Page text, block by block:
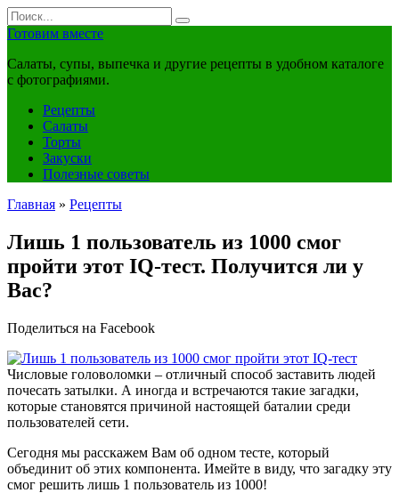
Перейти
к
Search
for:
Готовим вместе
Салаты, супы, выпечка и другие рецепты в удобном каталоге
с фотографиями.
Рецепты
Салаты
Торты
Закуски
Полезные советы
Главная » Рецепты
Лишь 1 пользователь из 1000 смог
пройти этот IQ-тест. Получится ли у
Вас?
Поделиться на Facebook
Числовые головоломки – отличный способ заставить людей
почесать затылки. А иногда и встречаются такие загадки,
которые становятся причиной настоящей баталии среди
пользователей сети.
Сегодня мы расскажем Вам об одном тесте, который
объединит об этих компонента. Имейте в виду, что загадку эту
смог решить лишь 1 пользователь из 1000!